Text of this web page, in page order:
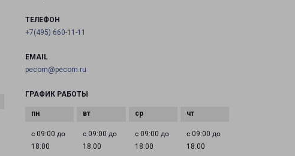
ТЕЛЕФОН
+7(495) 660-11-11
EMAIL
pecom@pecom.ru
ГРАФИК РАБОТЫ
с 09:00 до
18:00
с 09:00 до
18:00
с 09:00 до
18:00
с 09:00 до
18:00